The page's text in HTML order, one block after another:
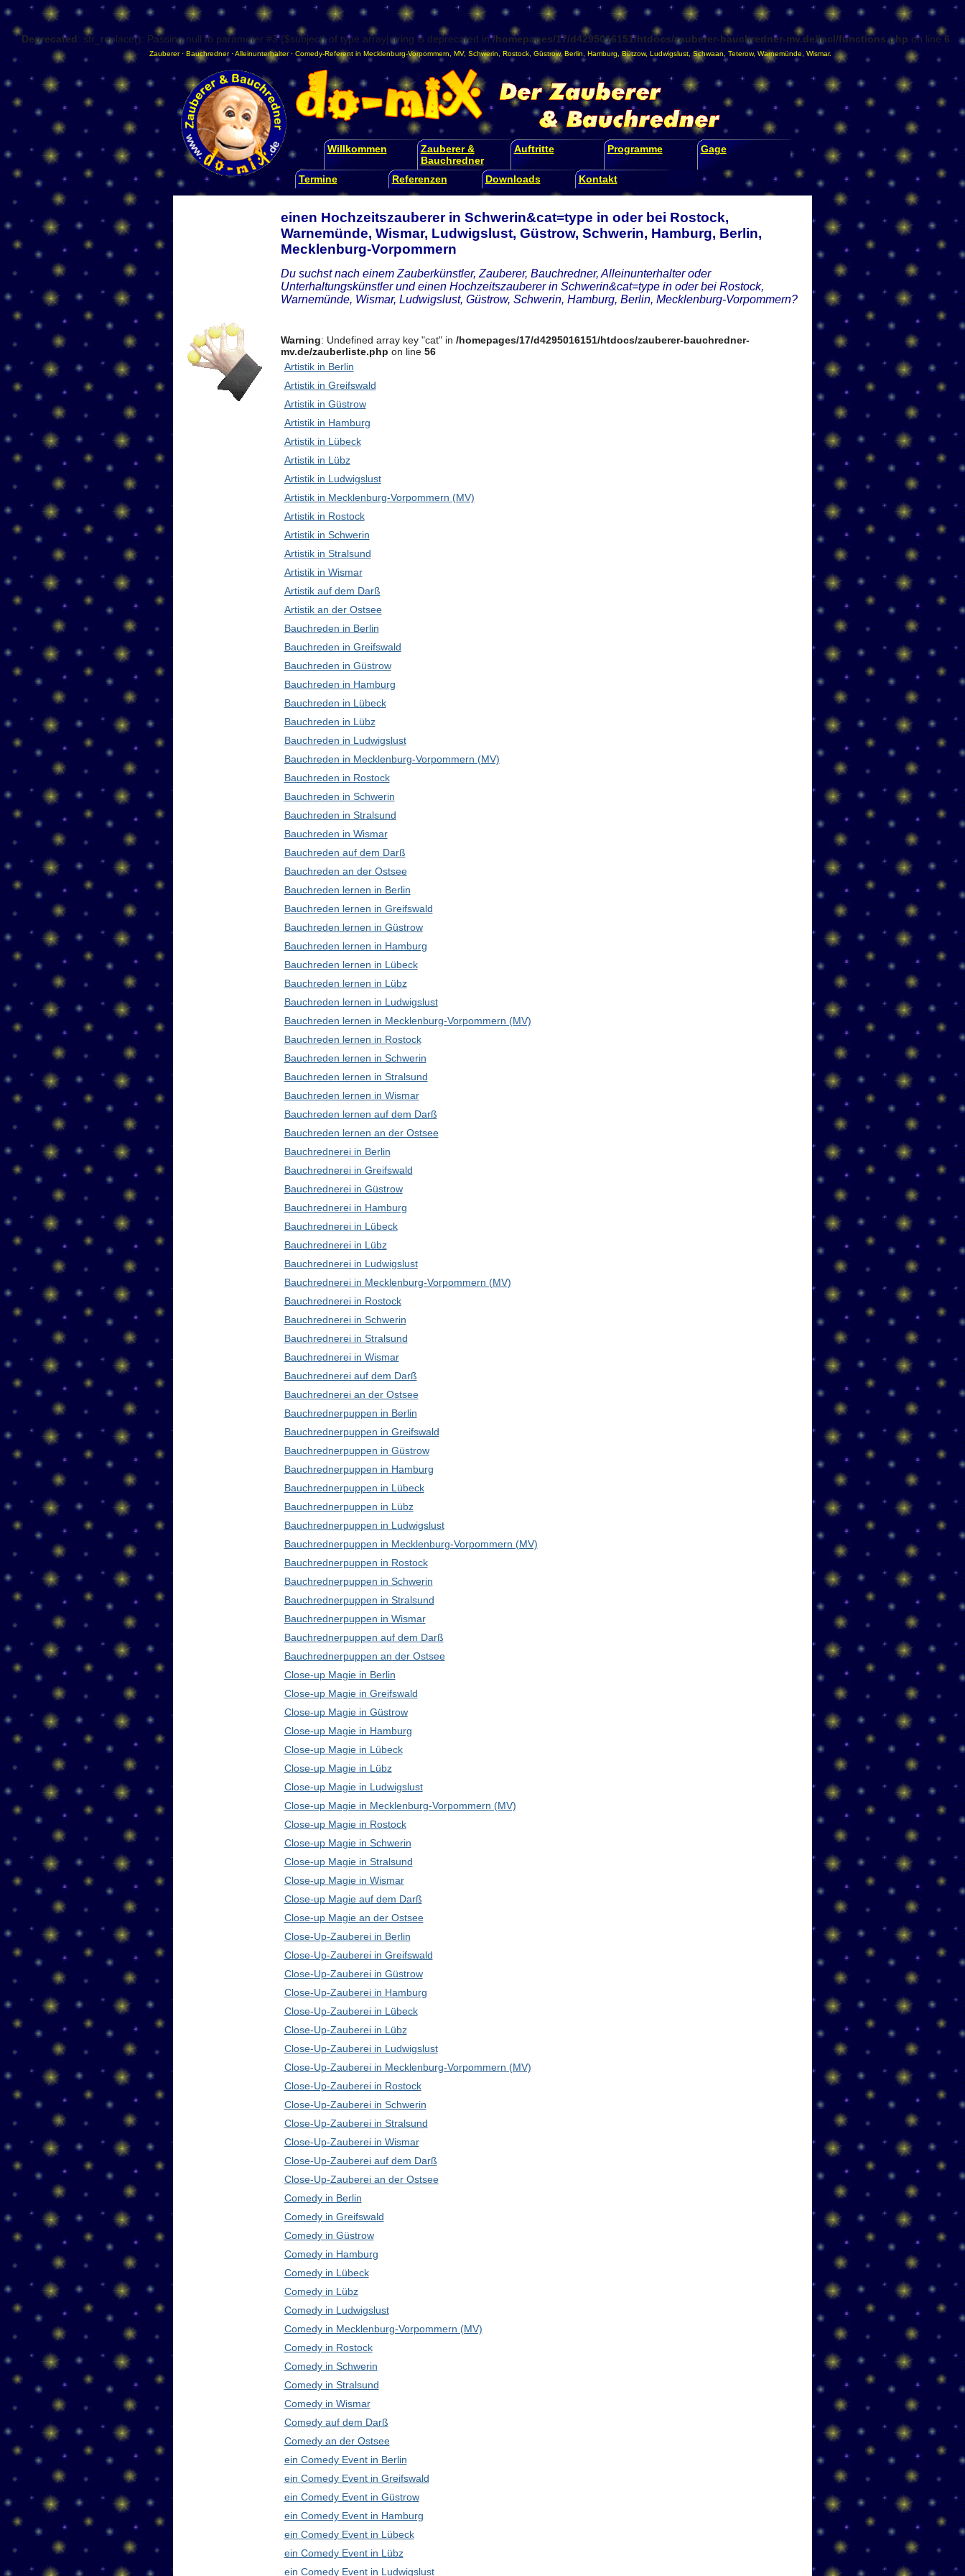
Deprecated: str_replace(): Passing null to parameter #3 ($subject) of type array|string is deprecated in/homepages/17/d4295016151/htdocs/zauberer-bauchredner-mv.de/incl/functions.php on line6
Zauberer· Bauchredner·Alleinunterhalter· Comedy-Referent in Mecklenburg-Vorpommern MV, Schwerin Rostock Güstrow,Berlin Hamburg ,Bützow, Ludwigslust ,Schwaan Teterow, Warnemünde Wismar.
Willkommen
Zauberer &
Bauchredner
Auftritte Programme Gage
Termine Referenzen Downloads Kontakt
einen Hochzeitszauberer in Schwerin&cat=type in oder bei Rostock,
Warnemünde, Wismar, Ludwigslust, Güstrow, Schwerin, Hamburg, Berlin,
Mecklenburg-Vorpommern
Du suchst nach einem Zauberkünstler, Zauberer, Bauchredner, Alleinunterhalter oder
Unterhaltungskünstler und einen Hochzeitszauberer in Schwerin&cat=type in oder bei Rostock,
Warnemünde, Wismar, Ludwigslust, Güstrow, Schwerin, Hamburg, Berlin, Mecklenburg-Vorpommern?
Warning: Undefined array key "cat" in /homepages/17/d4295016151/htdocs/zauberer-bauchredner-
mv.de/zauberliste.php on line 56
Artistik in Berlin
Artistik in Greifswald
Artistik in Güstrow
Artistik in Hamburg
Artistik in Lübeck
Artistik in Lübz
Artistik in Ludwigslust
Artistik in Mecklenburg-Vorpommern (MV)
Artistik in Rostock
Artistik in Schwerin
Artistik in Stralsund
Artistik in Wismar
Artistik auf dem Darß
Artistik an der Ostsee
Bauchreden in Berlin
Bauchreden in Greifswald
Bauchreden in Güstrow
Bauchreden in Hamburg
Bauchreden in Lübeck
Bauchreden in Lübz
Bauchreden in Ludwigslust
Bauchreden in Mecklenburg-Vorpommern (MV)
Bauchreden in Rostock
Bauchreden in Schwerin
Bauchreden in Stralsund
Bauchreden in Wismar
Bauchreden auf dem Darß
Bauchreden an der Ostsee
Bauchreden lernen in Berlin
Bauchreden lernen in Greifswald
Bauchreden lernen in Güstrow
Bauchreden lernen in Hamburg
Bauchreden lernen in Lübeck
Bauchreden lernen in Lübz
Bauchreden lernen in Ludwigslust
Bauchreden lernen in Mecklenburg-Vorpommern (MV)
Bauchreden lernen in Rostock
Bauchreden lernen in Schwerin
Bauchreden lernen in Stralsund
Bauchreden lernen in Wismar
Bauchreden lernen auf dem Darß
Bauchreden lernen an der Ostsee
Bauchrednerei in Berlin
Bauchrednerei in Greifswald
Bauchrednerei in Güstrow
Bauchrednerei in Hamburg
Bauchrednerei in Lübeck
Bauchrednerei in Lübz
Bauchrednerei in Ludwigslust
Bauchrednerei in Mecklenburg-Vorpommern (MV)
Bauchrednerei in Rostock
Bauchrednerei in Schwerin
Bauchrednerei in Stralsund
Bauchrednerei in Wismar
Bauchrednerei auf dem Darß
Bauchrednerei an der Ostsee
Bauchrednerpuppen in Berlin
Bauchrednerpuppen in Greifswald
Bauchrednerpuppen in Güstrow
Bauchrednerpuppen in Hamburg
Bauchrednerpuppen in Lübeck
Bauchrednerpuppen in Lübz
Bauchrednerpuppen in Ludwigslust
Bauchrednerpuppen in Mecklenburg-Vorpommern (MV)
Bauchrednerpuppen in Rostock
Bauchrednerpuppen in Schwerin
Bauchrednerpuppen in Stralsund
Bauchrednerpuppen in Wismar
Bauchrednerpuppen auf dem Darß
Bauchrednerpuppen an der Ostsee
Close-up Magie in Berlin
Close-up Magie in Greifswald
Close-up Magie in Güstrow
Close-up Magie in Hamburg
Close-up Magie in Lübeck
Close-up Magie in Lübz
Close-up Magie in Ludwigslust
Close-up Magie in Mecklenburg-Vorpommern (MV)
Close-up Magie in Rostock
Close-up Magie in Schwerin
Close-up Magie in Stralsund
Close-up Magie in Wismar
Close-up Magie auf dem Darß
Close-up Magie an der Ostsee
Close-Up-Zauberei in Berlin
Close-Up-Zauberei in Greifswald
Close-Up-Zauberei in Güstrow
Close-Up-Zauberei in Hamburg
Close-Up-Zauberei in Lübeck
Close-Up-Zauberei in Lübz
Close-Up-Zauberei in Ludwigslust
Close-Up-Zauberei in Mecklenburg-Vorpommern (MV)
Close-Up-Zauberei in Rostock
Close-Up-Zauberei in Schwerin
Close-Up-Zauberei in Stralsund
Close-Up-Zauberei in Wismar
Close-Up-Zauberei auf dem Darß
Close-Up-Zauberei an der Ostsee
Comedy in Berlin
Comedy in Greifswald
Comedy in Güstrow
Comedy in Hamburg
Comedy in Lübeck
Comedy in Lübz
Comedy in Ludwigslust
Comedy in Mecklenburg-Vorpommern (MV)
Comedy in Rostock
Comedy in Schwerin
Comedy in Stralsund
Comedy in Wismar
Comedy auf dem Darß
Comedy an der Ostsee
ein Comedy Event in Berlin
ein Comedy Event in Greifswald
ein Comedy Event in Güstrow
ein Comedy Event in Hamburg
ein Comedy Event in Lübeck
ein Comedy Event in Lübz
ein Comedy Event in Ludwigslust